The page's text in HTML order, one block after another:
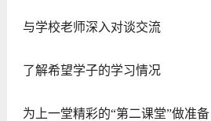
与学校老师深入对谈交流
了解希望学子的学习情况
为上一堂精彩的“第二课堂”做准备